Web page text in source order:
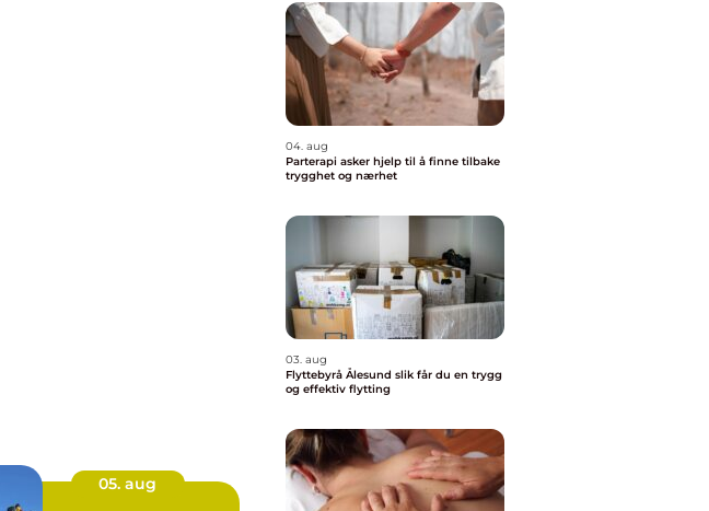
05. aug
04. aug
Parterapi asker hjelp til å finne tilbake
trygghet og nærhet
03. aug
Flyttebyrå Ålesund slik får du en trygg
og effektiv flytting